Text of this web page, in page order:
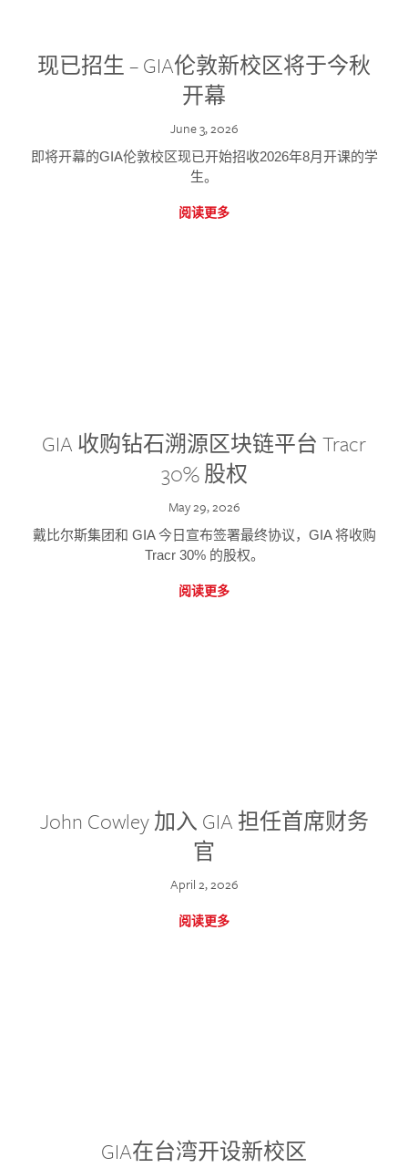
现已招生 – GIA伦敦新校区将于今秋
开幕
June 3, 2026
即将开幕的GIA伦敦校区现已开始招收2026年8月开课的学
生。
阅读更多
GIA 收购钻石溯源区块链平台 Tracr
30% 股权
May 29, 2026
戴比尔斯集团和 GIA 今日宣布签署最终协议，GIA 将收购
Tracr 30% 的股权。
阅读更多
John Cowley 加入 GIA 担任首席财务
官
April 2, 2026
阅读更多
GIA在台湾开设新校区